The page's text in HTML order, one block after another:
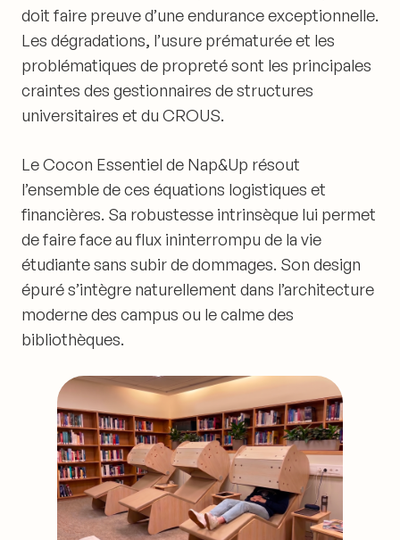
doit faire preuve d’une endurance exceptionnelle.
Les dégradations, l’usure prématurée et les
problématiques de propreté sont les principales
craintes des gestionnaires de structures
universitaires et du CROUS.
LeCocon Essentiel de Nap&Up résout
l’ensemble de ces équations logistiques et
financières. Sa robustesse intrinsèque lui permet
de faire face au flux ininterrompu de la vie
étudiante sans subir de dommages. Son design
épuré s’intègre naturellement dans l’architecture
moderne des campus ou le calme des
bibliothèques.